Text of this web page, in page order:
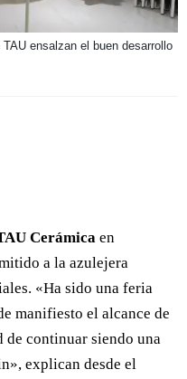
ensalzan el buen desarrollo
Cerámica en
a la azulejera
«Ha sido una feria
manifiesto el alcance de
de continuar siendo una
explican desde el